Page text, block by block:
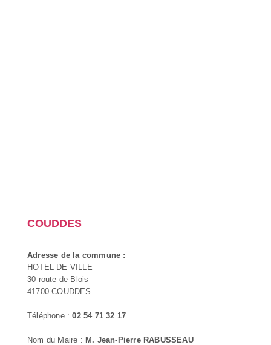
COUDDES
Adresse de la commune :
HOTEL DE VILLE
30 route de Blois
41700 COUDDES
Téléphone :02 54 71 32 17
Nom du Maire : M. Jean-Pierre RABUSSEAU